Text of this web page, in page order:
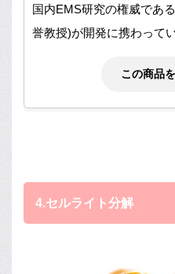
国内EMS研究の権威であ
誉教授)が開発に携わってい
この商品
4.セルライト分解